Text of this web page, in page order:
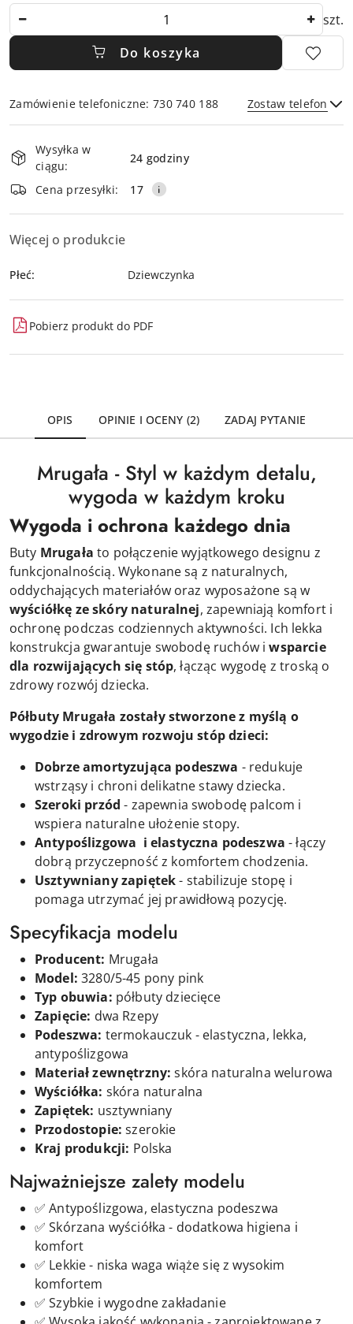
szt.
Do koszyka
Zamówienie telefoniczne: 730 740 188 Zostaw telefon
i
dostawa
Wysyłka w
ciągu:
24 godziny
Cena przesyłki: 17
Więcej o produkcie
Płeć: Dziewczynka
Pobierz produkt do PDF
OPIS OPINIE I OCENY (2) ZADAJ PYTANIE
Mrugała - Styl w każdym detalu,
wygoda w każdym kroku
Wygoda i ochrona każdego dnia
Buty Mrugała to połączenie wyjątkowego designu z
funkcjonalnością. Wykonane są z naturalnych,
oddychających materiałów oraz wyposażone są w
wyściółkę ze skóry naturalnej, zapewniają komfort i
ochronę podczas codziennych aktywności. Ich lekka
konstrukcja gwarantuje swobodę ruchów iwsparcie
dla rozwijających się stóp, łącząc wygodę z troską o
zdrowy rozwój dziecka.
Półbuty Mrugała zostały stworzone z myślą o
wygodzie i zdrowym rozwoju stóp dzieci:
Dobrze amortyzująca podeszwa - redukuje
wstrząsy i chroni delikatne stawy dziecka.
Szeroki przód - zapewnia swobodę palcom i
wspiera naturalne ułożenie stopy.
Antypoślizgowa i elastyczna podeszwa - łączy
dobrą przyczepność z komfortem chodzenia.
Usztywniany zapiętek- stabilizuje stopę i
pomaga utrzymać jej prawidłową pozycję.
Specyfikacja modelu
Producent: Mrugała
Model: 3280/5-45 pony pink
Typ obuwia: półbuty dziecięce
Zapięcie: dwa Rzepy
Podeszwa: termokauczuk - elastyczna, lekka,
antypoślizgowa
Materiał zewnętrzny: skóra naturalna welurowa
Wyściółka: skóra naturalna
Zapiętek: usztywniany
Przodostopie: szerokie
Kraj produkcji: Polska
Najważniejsze zalety modelu
✅ Antypoślizgowa, elastyczna podeszwa
✅ Skórzana wyściółka - dodatkowa higiena i
komfort
✅ Lekkie - niska waga wiąże się z wysokim
komfortem
✅ Szybkie i wygodne zakładanie